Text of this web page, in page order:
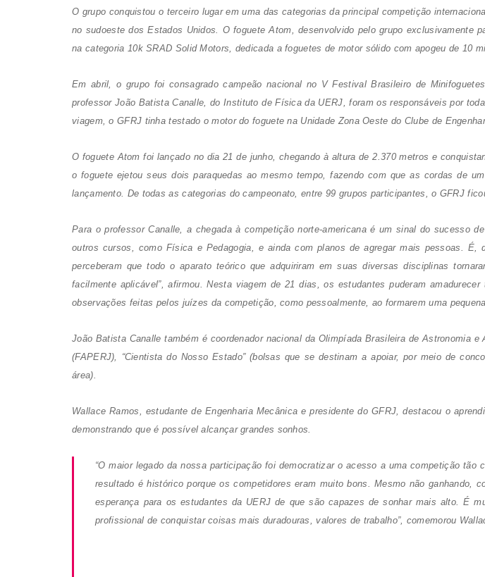
O grupo conquistou o terceiro lugar em uma das categorias da principal competição
no sudoeste dos Estados Unidos. O foguete Atom, desenvolvido pelo grupo exclusivamente
na categoria 10kSRAD Solid Motors, dedicada a foguetes de motor sólido com apogeu de 10
Em abril, o grupo foi consagrado campeão nacional no V Festival Brasileiro de
professor João Batista Canalle, do Instituto de Física da UERJ, foram os responsáveis por
viagem, o GFRJ tinha testado o motor do foguete na Unidade Zona Oeste do Clube de
O foguete Atom foi lançado no dia 21 de junho, chegando à altura de 2.370 metros e
o foguete ejetou seus dois paraquedas ao mesmo tempo, fazendo com que as cordas de
lançamento. De todas as categorias do campeonato, entre 99 grupos participantes, o GFRJ
Para o professor Canalle, a chegada à competição norte-americana é um sinal do sucesso
outros cursos, como Física e Pedagogia, e ainda com planos de agregar mais pessoas.
perceberam que todo o aparato teórico que adquiriram em suas diversas disciplinas
facilmente aplicável”, afirmou. Nesta viagem de 21 dias, os estudantes puderam
observações feitas pelos juízes da competição, como pessoalmente, ao formarem uma
João Batista Canalle também é coordenador nacional da Olimpíada Brasileira de Astronomia e
(FAPERJ), “Cientista do Nosso Estado” (bolsas que se destinam a apoiar, por meio de
área).
Wallace Ramos, estudante de Engenharia Mecânica e presidente do GFRJ, destacou o
demonstrando que é possível alcançar grandes sonhos.
“O maior legado da nossa participação foi democratizar o acesso a uma competição
resultado é histórico porque os competidores eram muito bons. Mesmo não
esperança para os estudantes da UERJ de que são capazes de sonhar mais alto. É
profissional de conquistar coisas mais duradouras, valores de trabalho”, comemorou